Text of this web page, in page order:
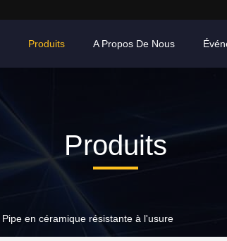
Produits A Propos De Nous
Produits
Pipe en céramique résistante à l'usure